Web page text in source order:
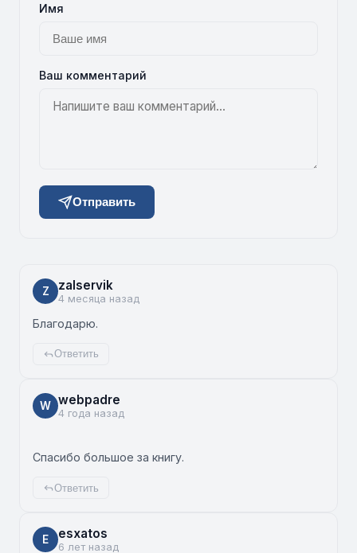
Имя
Ваш комментарий
Отправить
Z zalservik
4 месяца назад
Благодарю.
Ответить
W webpadre
4 года назад
Спасибо большое за книгу.
Ответить
E esxatos
6 лет назад